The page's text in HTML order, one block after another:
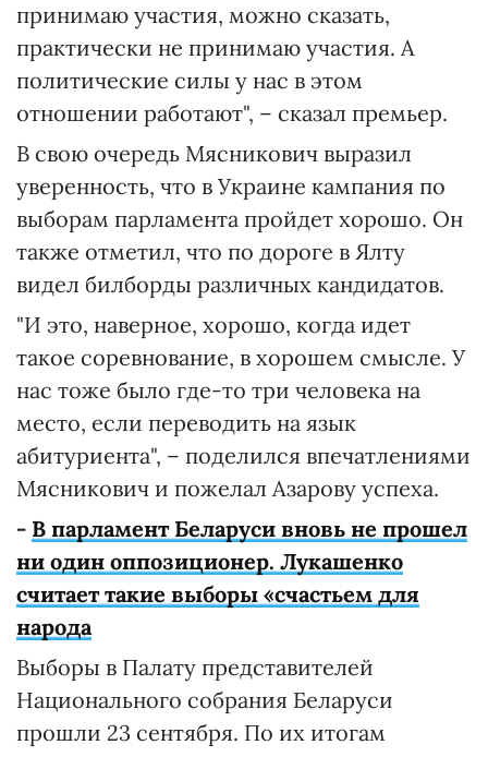
принимаю участия, можно сказать,
практически не принимаю участия. А
политические силы у нас в этом
отношении работают", – сказал премьер.
В свою очередь Мясникович выразил
уверенность, что в Украине кампания по
выборам парламента пройдет хорошо. Он
также отметил, что по дороге в Ялту
видел билборды различных кандидатов.
"И это, наверное, хорошо, когда идет
такое соревнование, в хорошем смысле. У
нас тоже было где-то три человека на
место, если переводить на язык
абитуриента", – поделился впечатлениями
Мясникович и пожелал Азарову успеха.
- В парламент Беларуси вновь не прошел
ни один оппозиционер. Лукашенко
считает такие выборы «счастьем для
народа
Выборы в Палату представителей
Национального собрания Беларуси
прошли 23 сентября. По их итогам